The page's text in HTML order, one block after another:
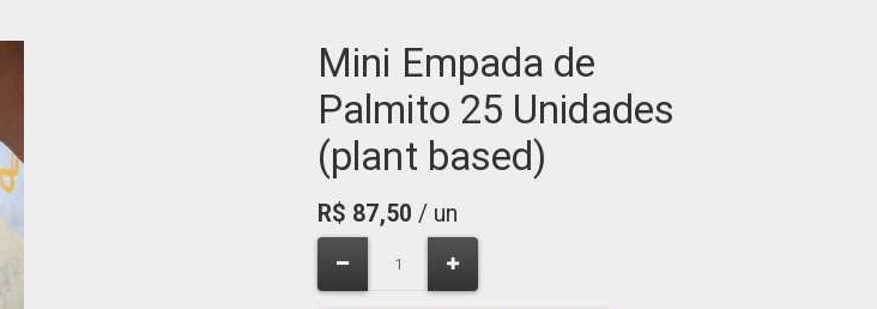
Mini Empada de
Palmito 25 Unidades
(plant based)
R$ 87,50 / un